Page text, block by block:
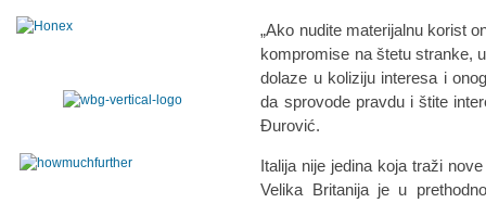
„Ako nudite materijalnu korist
kompromise na štetu stranke,
dolaze u koliziju interesa i
da sprovode pravdu i štite
Đurović.
Italija nije jedina koja traži
Velika Britanija je u